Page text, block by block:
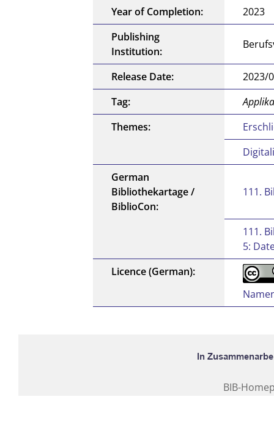
Year of Completion:
2023
Publishing
Institution:
Release Date:
2023/
Tag:
Themes:
German
Bibliothekartage /
BiblioCon:
111.
111.
5:
Licence (German):
BIB-